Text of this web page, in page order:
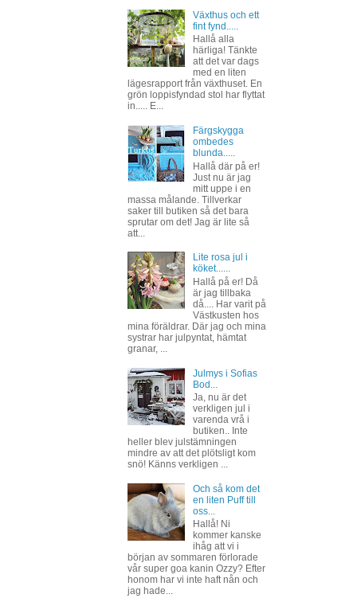
Växthus och ett
fint fynd.....
Hallå alla
härliga! Tänkte
att det var dags
med en liten
lägesrapport från växthuset. En
grön loppisfyndad stol har flyttat
in..... E...
Färgskygga
ombedes
blunda.....
Hallå där på er!
Just nu är jag
mitt uppe i en
massa målande. Tillverkar
saker till butiken så det bara
sprutar om det! Jag är lite så
att...
Lite rosa jul i
köket......
Hallå på er! Då
är jag tillbaka
då.... Har varit på
Västkusten hos
mina föräldrar. Där jag och mina
systrar har julpyntat, hämtat
granar, ...
Julmys i Sofias
Bod...
Ja, nu är det
verkligen jul i
varenda vrå i
butiken.. Inte
heller blev julstämningen
mindre av att det plötsligt kom
snö! Känns verkligen ...
Och så kom det
en liten Puff till
oss...
Hallå! Ni
kommer kanske
ihåg att vi i
början av sommaren förlorade
vår super goa kanin Ozzy? Efter
honom har vi inte haft nån och
jag hade...